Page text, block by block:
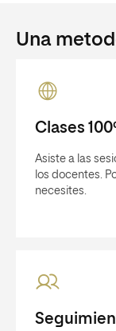
Una
Clases
Asiste a las
los docentes.
necesites.